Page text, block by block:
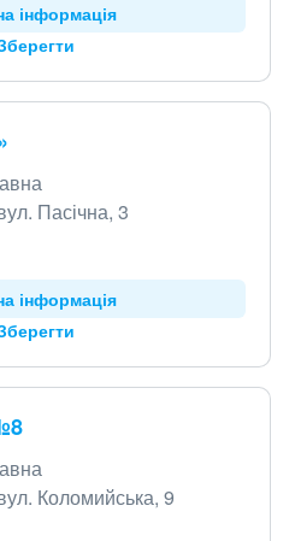
інформація
Пасічна, 3
інформація
Коломийська, 9